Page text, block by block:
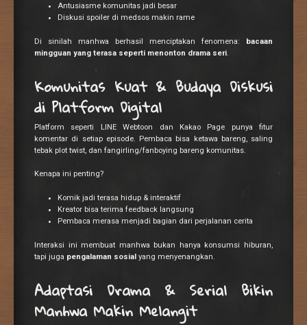
Antusiasme komunitas jadi besar
Diskusi spoiler di medsos makin rame
Di sinilah manhwa berhasil menciptakan fenomena: bacaan
mingguan yang terasa seperti menonton drama seri.
Komunitas Kuat & Budaya Diskusi
di Platform Digital
Platform seperti LINE Webtoon dan Kakao Page punya fitur
komentar di setiap episode. Pembaca bisa ketawa bareng, saling
tebak plot twist, dan fangirling/fanboying bareng komunitas.
Kenapa ini penting?
Komik jadi terasa hidup & interaktif
Kreator bisa terima feedback langsung
Pembaca merasa menjadi bagian dari perjalanan cerita
Interaksi ini membuat manhwa bukan hanya konsumsi hiburan,
tapi juga pengalaman sosial yang menyenangkan.
Adaptasi Drama & Serial Bikin
Manhwa Makin Melangit